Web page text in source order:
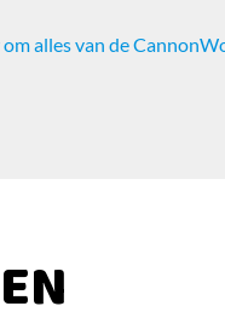
alles van de